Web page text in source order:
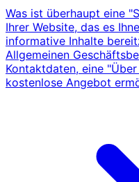
Was ist überhaupt eine
Ihrer Website, das es
informative Inhalte
Allgemeinen
Kontaktdaten, eine
kostenlose Angebot